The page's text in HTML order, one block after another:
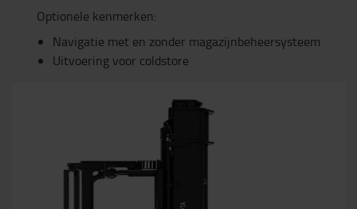
Optionele kenmerken:
Navigatie met en zonder magazijnbeheersysteem
Uitvoering voor coldstore